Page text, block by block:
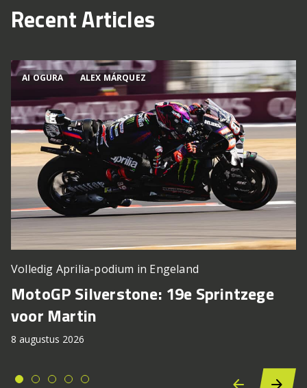
Recent Articles
AI OGURA ALEX MÁRQUEZ
Volledig Aprilia-podium in Engeland
MotoGP Silverstone: 19e Sprintzege
voor Martin
8 augustus 2026